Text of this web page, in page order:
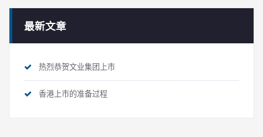
最新文章
热烈恭贺文业集团上市
香港上市的准备过程